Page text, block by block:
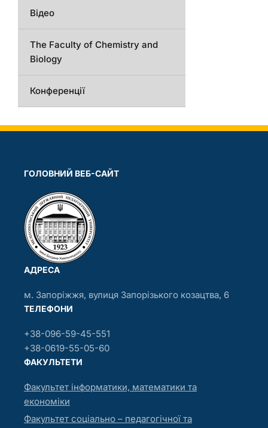
Відео
The Faculty of Chemistry and
Biology
Конференції
ГОЛОВНИЙ ВЕБ-САЙТ
АДРЕСА
м. Запоріжжя, вулиця Запорізького козацтва, 6
ТЕЛЕФОНИ
+38-096-59-45-551
+38-0619-55-05-60
ФАКУЛЬТЕТИ
Факультет інформатики, математики та
економіки
Факультет соціально – педагогічної та